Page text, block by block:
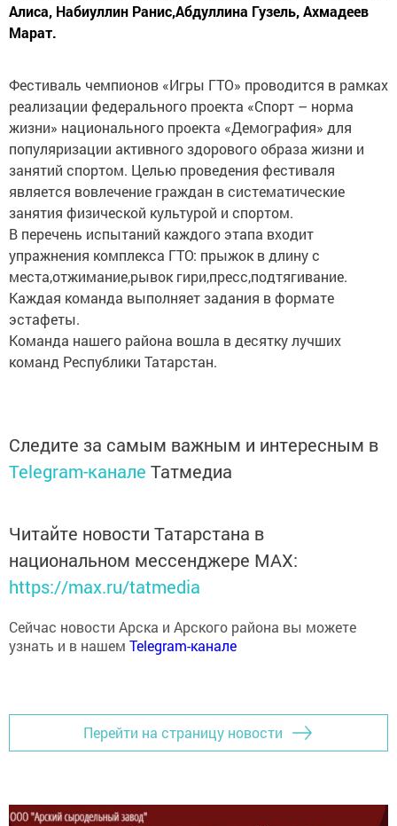
Алиса, Набиуллин Ранис,Абдуллина Гузель, Ахмадеев
Марат.
Фестиваль чемпионов «Игры ГТО» проводится в рамках
реализации федерального проекта «Спорт – норма
жизни» национального проекта «Демография» для
популяризации активного здорового образа жизни и
занятий спортом. Целью проведения фестиваля
является вовлечение граждан в систематические
занятия физической культурой и спортом.
В перечень испытаний каждого этапа входит
упражнения комплекса ГТО: прыжок в длину с
места,отжимание,рывок гири,пресс,подтягивание.
Каждая команда выполняет задания в формате
эстафеты.
Команда нашего района вошла в десятку лучших
команд Республики Татарстан.
Следите за самым важным и интересным в
Telegram-канале Татмедиа
Читайте новости Татарстана в
национальном мессенджере MАХ:
https://max.ru/tatmedia
Сейчас новости Арска и Арского района вы можете
узнать и в нашем Telegram-канале
Перейти на страницу новости